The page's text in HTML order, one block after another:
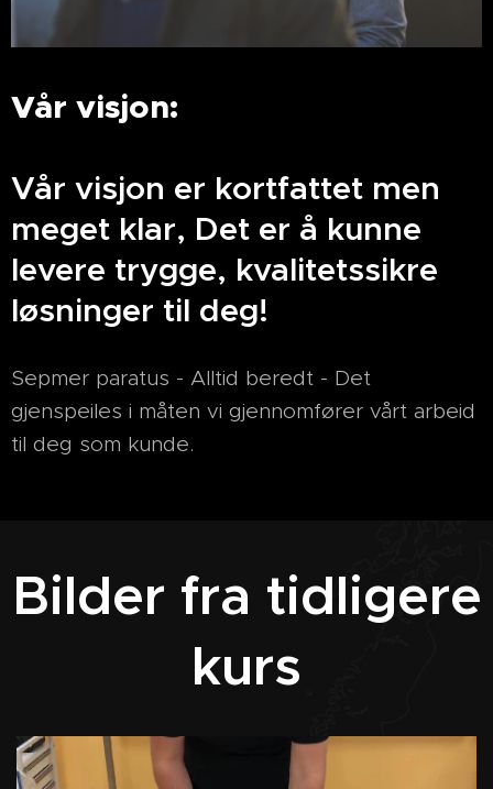
Vår visjon:
Vår visjon er kortfattet men
meget klar, Det er å kunne
levere trygge, kvalitetssikre
løsninger til deg!
Sepmer paratus - Alltid beredt - Det
gjenspeiles i måten vi gjennomfører vårt arbeid
til deg som kunde.
Bilder fra tidligere
kurs